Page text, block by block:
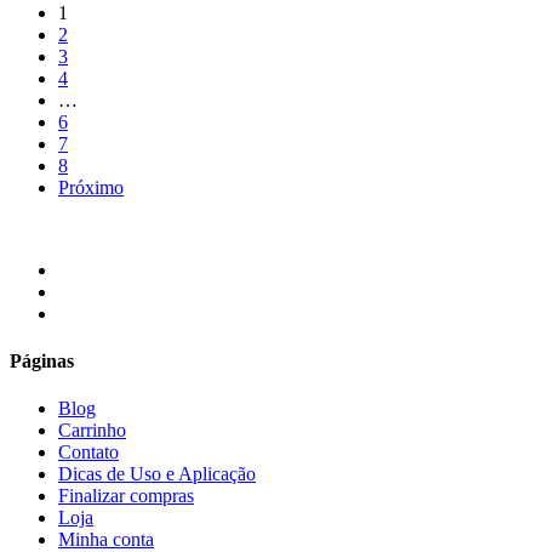
1
2
3
4
…
6
7
8
Próximo
Páginas
Blog
Carrinho
Contato
Dicas de Uso e Aplicação
Finalizar compras
Loja
Minha conta